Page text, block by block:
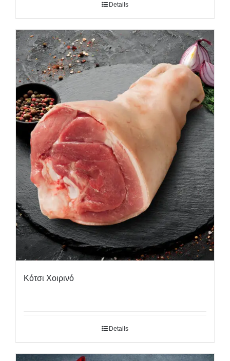
Details
Κότσι Χοιρινό
Details